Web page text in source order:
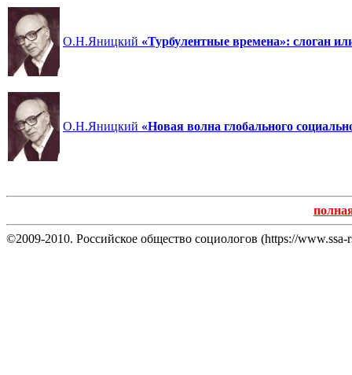
О.Н.Яницкий «Турбулентные времена»: слоган
О.Н.Яницкий «Новая волна глобального
©2009-2010. Российское общество социологов (https://www.ssa-